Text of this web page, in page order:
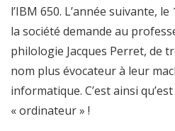
l’IBM 650. L’année suivante, le
la société demande au
philologie Jacques Perret, de
nom plus évocateur à leur
informatique. C’est ainsi
« ordinateur » !